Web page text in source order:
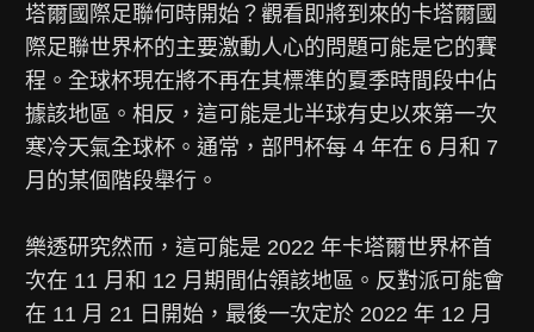
塔爾國際足聯何時開始？觀看即將到來的卡塔爾國
際足聯世界杯的主要激動人心的問題可能是它的賽
程。全球杯現在將不再在其標準的夏季時間段中佔
據該地區。相反，這可能是北半球有史以來第一次
寒冷天氣全球杯。通常，部門杯每 4 年在 6 月和 7
月的某個階段舉行。
樂透研究然而，這可能是 2022 年卡塔爾世界杯首
次在 11 月和 12 月期間佔領該地區。反對派可能會
在 11 月 21 日開始，最後一次定於 2022 年 12 月